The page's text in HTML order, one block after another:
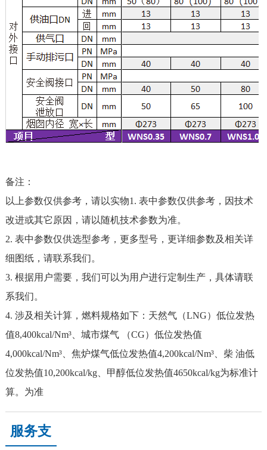
备注：
以上参数仅供参考，请以实物1. 表中参数仅供参考，因技术
改进或其它原因，请以随机技术参数为准。
2. 表中参数仅供选型参考，更多型号，更详细参数及相关详
细图纸，请联系我们。
3. 根据用户需要，我们可以为用户进行定制生产，具体请联
系我们。
4. 涉及相关计算，燃料规格如下：天然气（LNG）低位发热
值8,400kcal/Nm³、城市煤气 （CG）低位发热值
4,000kcal/Nm³、焦炉煤气低位发热值4,200kcal/Nm³、柴 油低
位发热值10,200kcal/kg、甲醇低位发热值4650kcal/kg为标准计
算。为准
服务支